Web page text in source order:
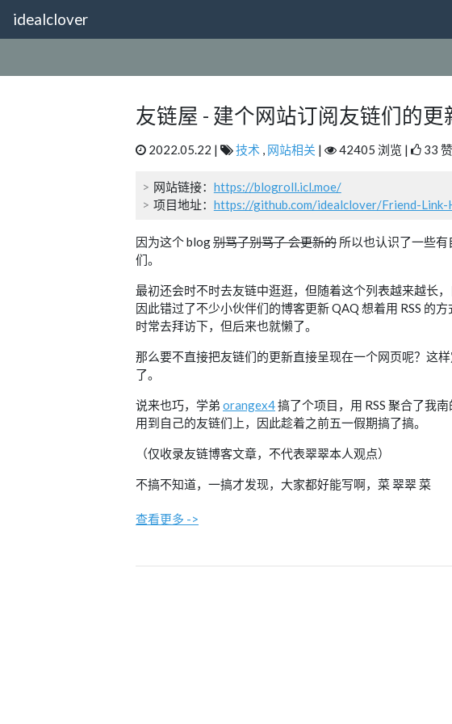
idealclover
友链屋 - 建个网站订阅友链们的更
2022.05.22 | 技术 , 网站相关 | 42405 浏览 | 33
网站链接： https://blogroll.icl.moe/
项目地址： https://github.com/idealclover/Friend-Link-
因为这个 blog别骂了别骂了 会更新的 所以也认识了一些
们。
最初还会时不时去友链中逛逛，但随着这个列表越来越长
因此错过了不少小伙伴们的博客更新 QAQ 想着用 RSS 的
时常去拜访下，但后来也就懒了。
那么要不直接把友链们的更新直接呈现在一个网页呢？这
了。
说来也巧，学弟 orangex4搞了个项目，用 RSS 聚合了我
用到自己的友链们上，因此趁着之前五一假期搞了搞。
（仅收录友链博客文章，不代表翠翠本人观点）
不搞不知道，一搞才发现，大家都好能写啊，菜 翠翠 菜
查看更多 ->